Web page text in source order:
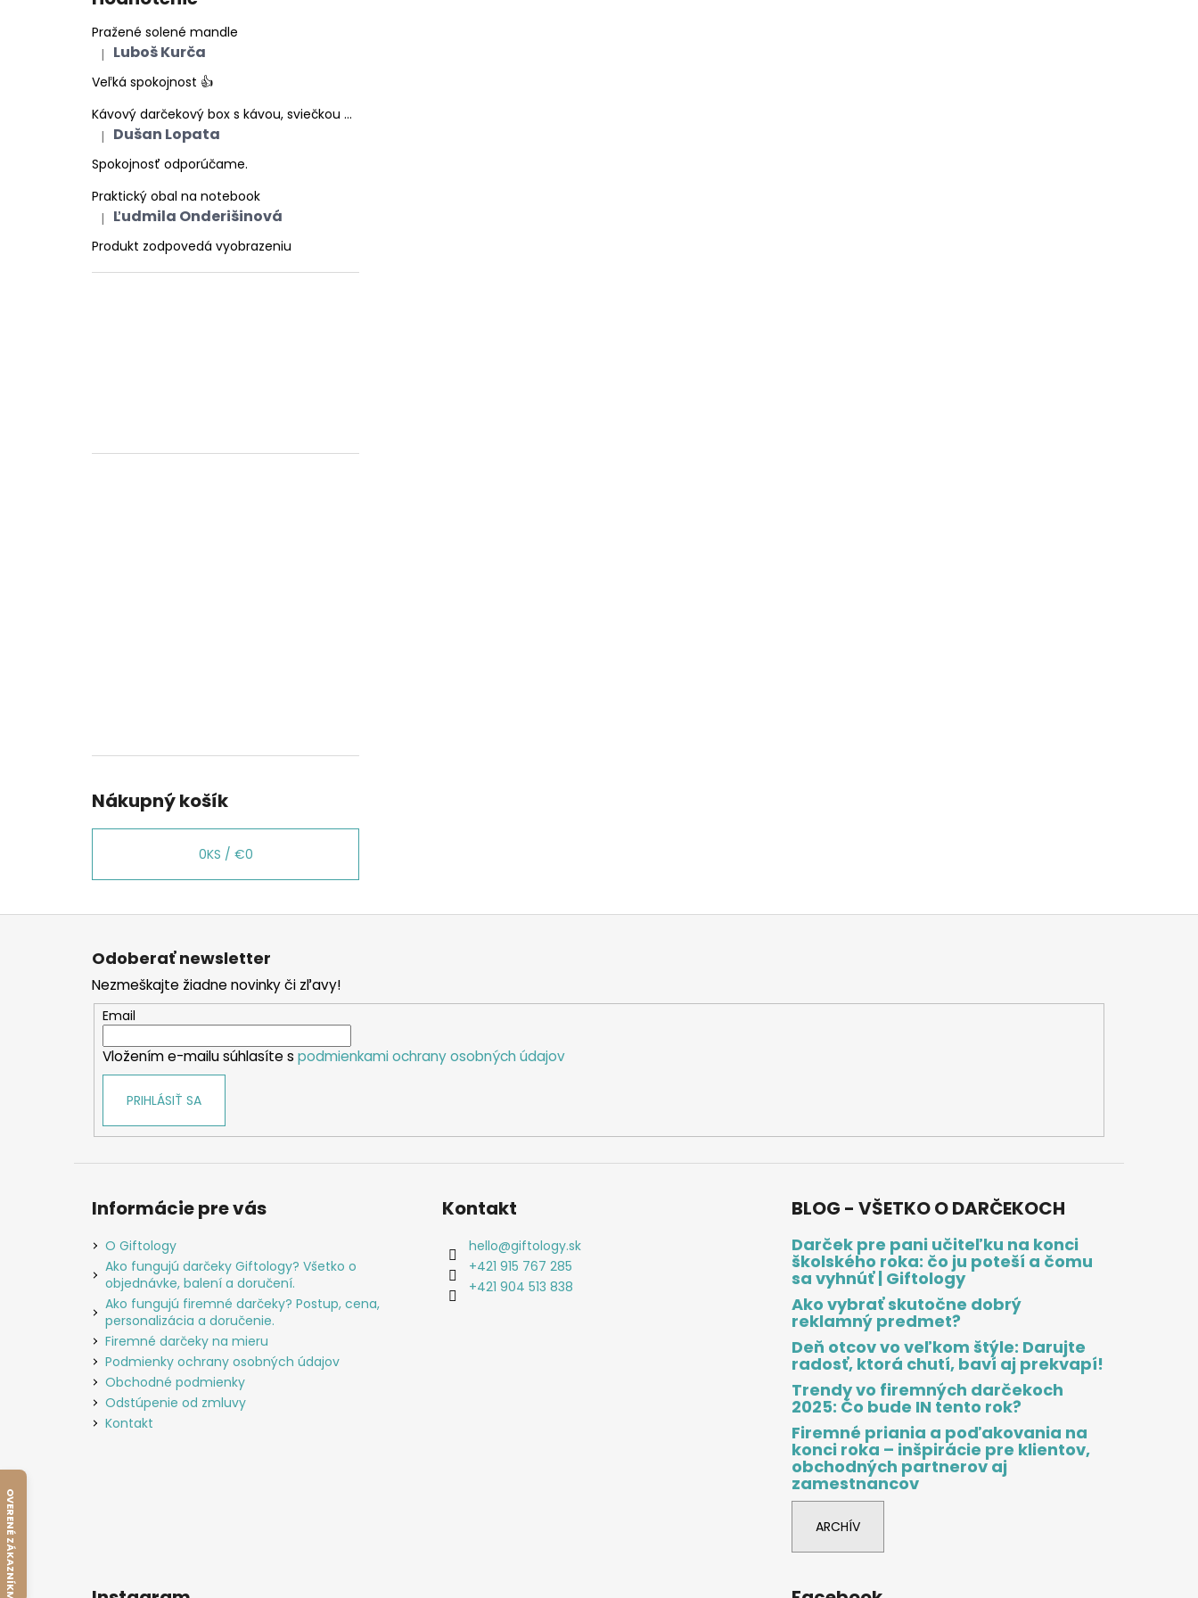
Pražené solené mandle
Hodnotenie produktu je 5 z 5 hviezdičiek.
| Luboš Kurča
Veľká spokojnost 👍
Kávový darčekový box s kávou, sviečkou a prírodným mydlom | COFFEE DELIGHTS
Hodnotenie produktu je 5 z 5 hviezdičiek.
| Dušan Lopata
Spokojnosť odporúčame.
Praktický obal na notebook
Hodnotenie produktu je 5 z 5 hviezdičiek.
| Ľudmila Onderišinová
Produkt zodpovedá vyobrazeniu
Nákupný košík
0KS / €0
Z
Odoberať newsletter
Nezmeškajte žiadne novinky či zľavy!
Email
Vložením e-mailu súhlasíte s podmienkami ochrany osobných údajov
PRIHLÁSIŤ SA
Informácie pre vás
O Giftology
Ako fungujú darčeky Giftology? Všetko o
objednávke, balení a doručení.
Ako fungujú firemné darčeky? Postup, cena,
personalizácia a doručenie.
Firemné darčeky na mieru
Podmienky ochrany osobných údajov
Obchodné podmienky
Odstúpenie od zmluvy
Kontakt
Kontakt
hello@giftology.sk
+421 915 767 285
+421 904 513 838
BLOG - VŠETKO O DARČEKOCH
Darček pre pani učiteľku na konci
školského roka: čo ju poteší a čomu
sa vyhnúť | Giftology
Ako vybrať skutočne dobrý
reklamný predmet?
Deň otcov vo veľkom štýle: Darujte
radosť, ktorá chutí, baví aj prekvapí!
Trendy vo firemných darčekoch
2025: Čo bude IN tento rok?
Firemné priania a poďakovania na
konci roka – inšpirácie pre klientov,
obchodných partnerov aj
zamestnancov
ARCHÍV
OVERENÉ ZÁKAZNÍKMI